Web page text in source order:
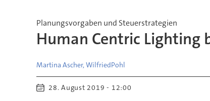
Planungsvorgaben und Steuerstrategien
Human Centric Lighting
Martina Ascher, WilfriedPohl
28. August 2019 - 12:00